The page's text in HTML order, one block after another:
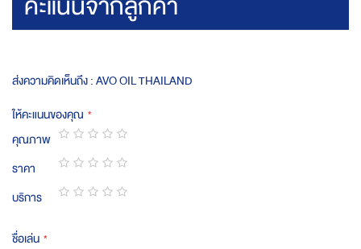
ส่งความคิดเห็นถึง : AVO OIL THAILAND
ให้คะแนนของคุณ
คุณภาพ
1
star
2
stars
3
stars
4
stars
5
stars
ราคา
1
star
2
stars
3
stars
4
stars
5
stars
บริการ
ชื่อเล่น